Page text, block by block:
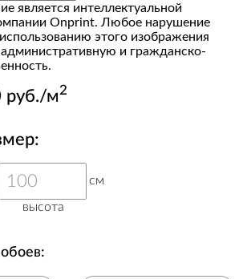
является интеллектуальной
Onprint. Любое нарушение
этого изображения
и гражданско-
руб./м2
высота
см